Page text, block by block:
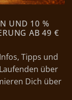
UND 10 %
AB 49 €
Tipps und
über
Dich über